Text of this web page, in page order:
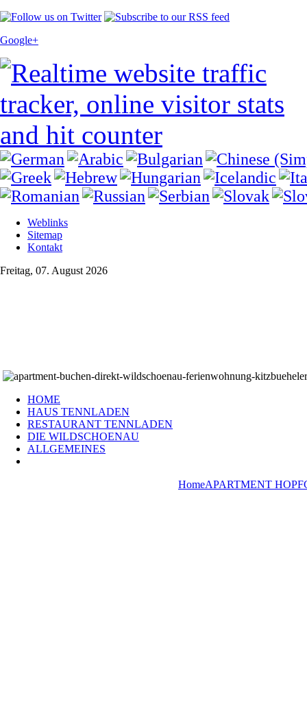
Google+
Weblinks
Sitemap
Kontakt
Freitag, 07. August 2026
HOME
HAUS TENNLADEN
RESTAURANT TENNLADEN
DIE WILDSCHOENAU
ALLGEMEINES
HomeAPARTMENT